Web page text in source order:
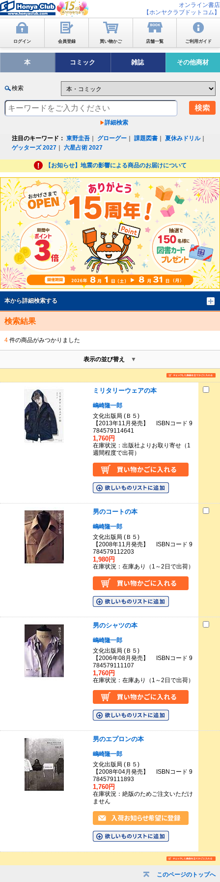
オンライン書店
【ホンヤクラブドットコム】
ログイン 会員登録 買い物かご 店舗一覧 ご利用ガイド
本 コミック 雑誌 その他商材
検索
詳細検索
注目のキーワード： 東野圭吾 グローグー ｜課題図書 ｜夏休みドリル｜
ゲッターズ 2027 ｜六星占術 2027
【お知らせ】地震の影響による商品のお届けについて
このページのトップへ
本から詳細検索する
検索結果
4件の商品がみつかりました
表示の並び替え
ミリタリーウェアの本
嶋崎隆一郎
文化出版局 (Ｂ５)
【2013年11月発売】 ISBNコード 9
784579114641
1,760円
在庫状況：出版社よりお取り寄せ（1
週間程度で出荷）
男のコートの本
嶋崎隆一郎
文化出版局 (Ｂ５)
【2008年11月発売】 ISBNコード 9
784579112203
1,980円
在庫状況：在庫あり（1～2日で出荷）
男のシャツの本
嶋崎隆一郎
文化出版局 (Ｂ５)
【2006年08月発売】 ISBNコード 9
784579111107
1,760円
在庫状況：在庫あり（1～2日で出荷）
男のエプロンの本
嶋崎隆一郎
文化出版局 (Ｂ５)
【2008年04月発売】 ISBNコード 9
784579111893
1,760円
在庫状況：絶版のためご注文いただけ
ません